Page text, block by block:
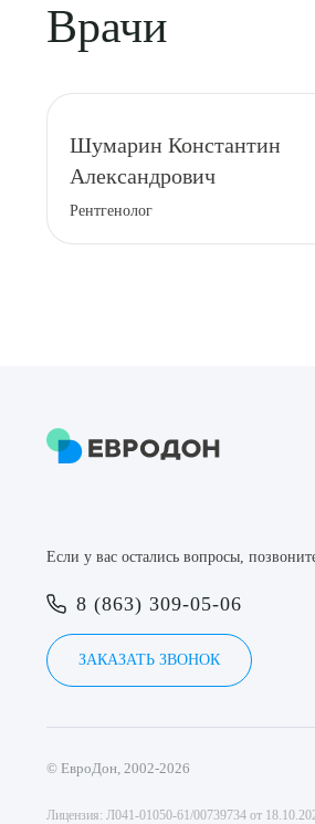
Врачи
Шумарин Константин
Александрович
Рентгенолог
Если у вас остались вопросы,
8 (863) 309-05-06
ЗАКАЗАТЬ ЗВОНОК
© ЕвроДон, 2002-2026
Лицензия: Л041-01050-61/00739734 от